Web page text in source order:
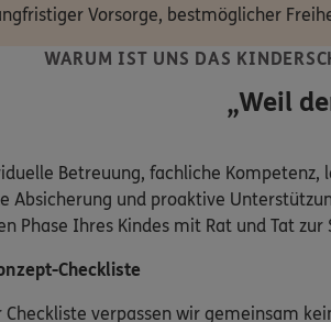
Vorsorge, bestmöglicher
WARUM IST UNS DAS
„Weil
Betreuung, fachliche Kompetenz,
Absicherung und proaktive
Phase Ihres Kindes mit Rat und Tat zur
Checkliste
Checkliste verpassen wir gemeinsam